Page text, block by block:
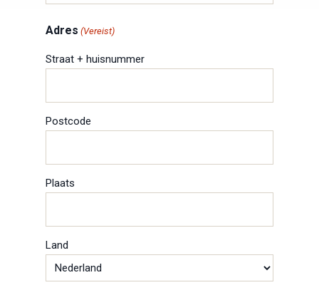
Adres (Vereist)
Straat + huisnummer
Postcode
Plaats
Land